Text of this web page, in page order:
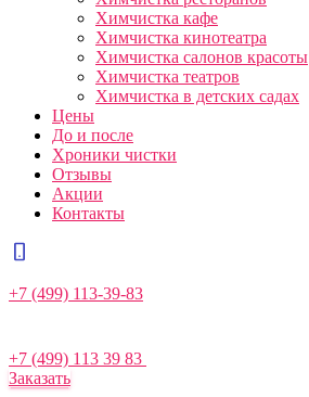
Химчистка кафе
Химчистка кинотеатра
Химчистка салонов красоты
Химчистка театров
Химчистка в детских садах
Цены
До и после
Хроники чистки
Отзывы
Акции
Контакты
+7 (499) 113-39-83
+7 (499) 113 39 83
Заказать